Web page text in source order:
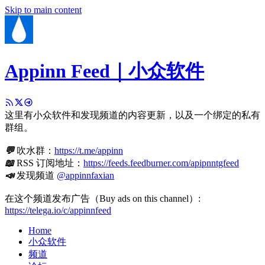
Skip to main content
Appinn Feed｜小众软件
这里有小众软件和发现频道的内容更新，以及一个绑定的私有
群组。
💬吹水群： https://t.me/appinn
📖RSS 订阅地址： https://feeds.feedburner.com/apipnntgfeed
📣发现频道 @appinnfaxian
在这个频道发布广告（Buy ads on this channel）:
https://telega.io/c/appinnfeed
Home
小众软件
频道